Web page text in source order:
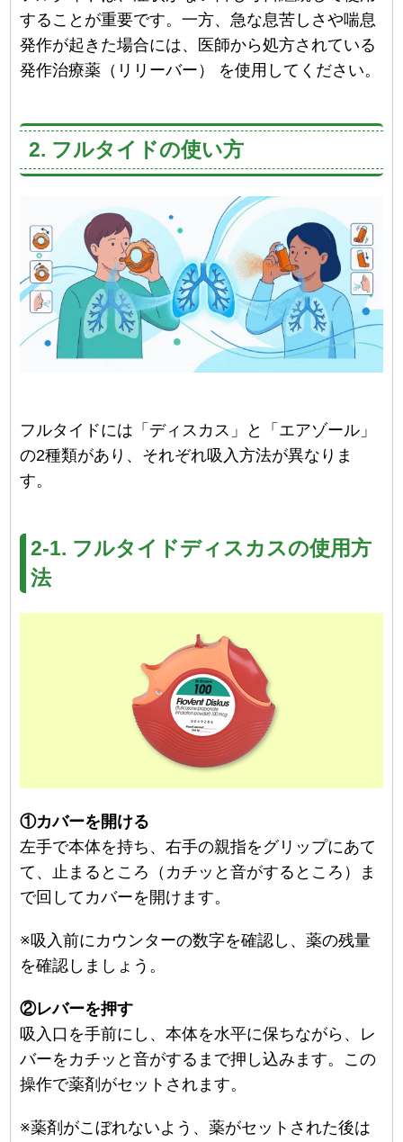
することが重要です。一方、急な息苦しさや喘息
発作が起きた場合には、医師から処方されている
発作治療薬（リリーバー） を使用してください。
2. フルタイドの使い方
フルタイドには「ディスカス」と「エアゾール」
の2種類があり、それぞれ吸入方法が異なりま
す。
2-1. フルタイドディスカスの使用方
法
①カバーを開ける
左手で本体を持ち、右手の親指をグリップにあて
て、止まるところ（カチッと音がするところ）ま
で回してカバーを開けます。
※吸入前にカウンターの数字を確認し、薬の残量
を確認しましょう。
②レバーを押す
吸入口を手前にし、本体を水平に保ちながら、レ
バーをカチッと音がするまで押し込みます。この
操作で薬剤がセットされます。
※薬剤がこぼれないよう、薬がセットされた後は